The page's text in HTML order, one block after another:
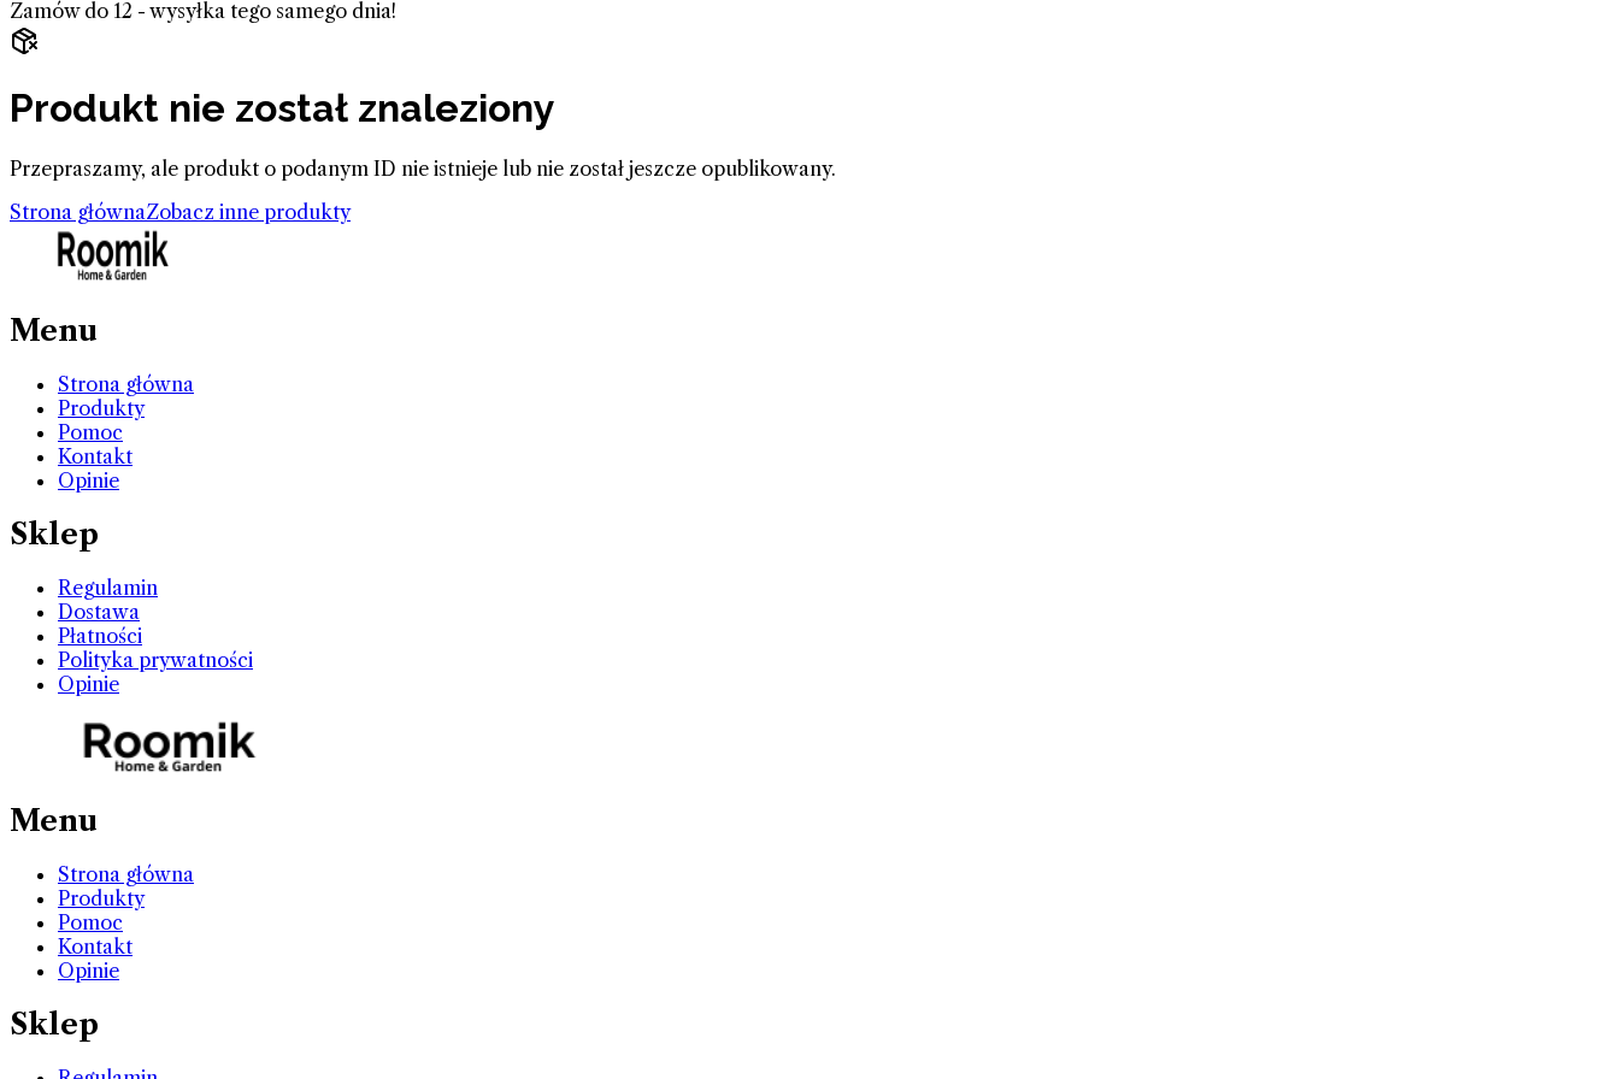
Zamów do 12 - wysyłka tego samego dnia!
Produkt nie został znaleziony
Przepraszamy, ale produkt o podanym ID nie istnieje lub nie został jeszcze opublikowany.
Strona głównaZobacz inne produkty
Menu
Strona główna
Produkty
Pomoc
Kontakt
Opinie
Sklep
Regulamin
Dostawa
Płatności
Polityka prywatności
Opinie
Menu
Strona główna
Produkty
Pomoc
Kontakt
Opinie
Sklep